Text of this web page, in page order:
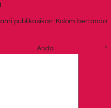
publikasikan. Kolom bertanda
Anda *